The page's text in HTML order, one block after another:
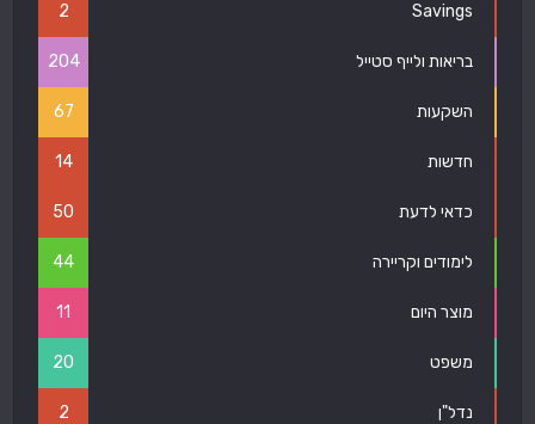
Savings
2
בריאות ולייף סטייל 204
השקעות 67
חדשות 14
כדאי לדעת 50
לימודים וקריירה 44
מוצר היום 11
משפט 20
נדל"ן 2